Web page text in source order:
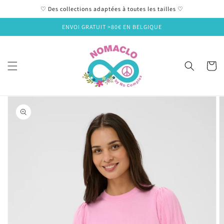
au
♡ Des collections adaptées à toutes les tailles ♡
ENVOI GRATUIT >80€ EN BELGIQUE
Panier
Passer aux
informations
produits